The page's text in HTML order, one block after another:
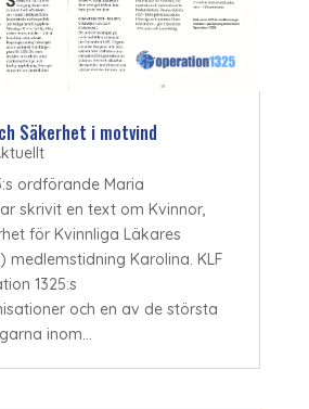
Säkerhet i motvind
ordförande Maria
skrivit en text om Kvinnor,
för Kvinnliga Läkares
medlemstidning Karolina. KLF
1325:s
och en av de största
inom...